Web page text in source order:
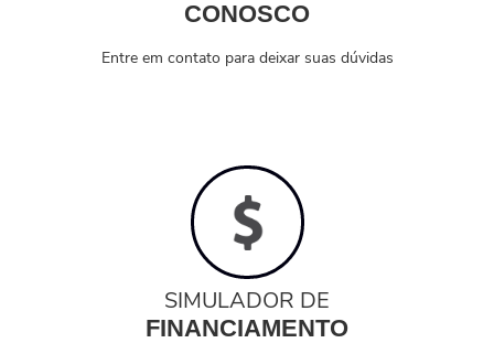
CONOSCO
Entre em contato para deixar suas dúvidas
SIMULADOR DE
FINANCIAMENTO